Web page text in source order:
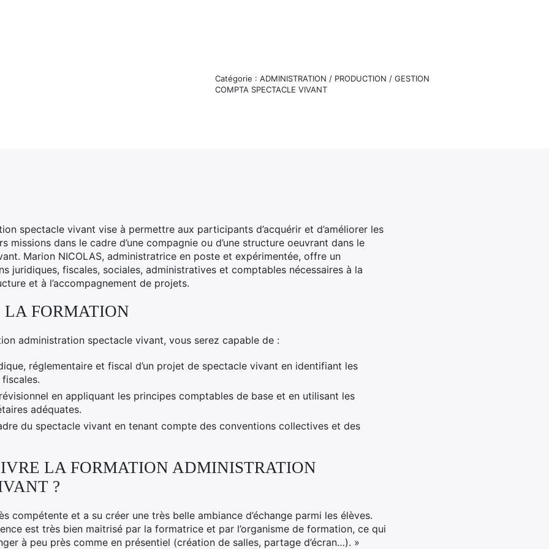
Catégorie : ADMINISTRATION / PRODUCTION / GESTION
COMPTA SPECTACLE VIVANT
spectacle vivant vise à permettre aux participants d’acquérir et d’améliorer les
missions dans le cadre d’une compagnie ou d’une structure oeuvrant dans le
Marion NICOLAS, administratrice en poste et expérimentée, offre un
juridiques, fiscales, sociales, administratives et comptables nécessaires à la
et à l’accompagnement de projets.
LA FORMATION
administration spectacle vivant, vous serez capable de :
réglementaire et fiscal d’un projet de spectacle vivant en identifiant les
en appliquant les principes comptables de base et en utilisant les
adéquates.
du spectacle vivant en tenant compte des conventions collectives et des
LA FORMATION ADMINISTRATION
?
compétente et a su créer une très belle ambiance d’échange parmi les élèves.
est très bien maitrisé par la formatrice et par l’organisme de formation, ce qui
à peu près comme en présentiel (création de salles, partage d’écran…). »